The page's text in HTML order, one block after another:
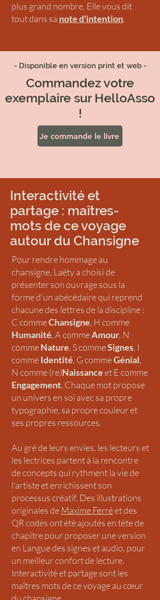
plus grand nombre. Elle vous dit
tout dans sa note d'intention.
- Disponible en version print et web -
Commandez votre
exemplaire sur HelloAsso
!
Je commande le livre
Interactivité et
partage : maîtres-
mots de ce voyage
autour du Chansigne
Pour rendre hommage au
chansigne, Laëty a choisi de
présenter son ouvrage sous la
forme d’un abécédaire qui reprend
chacune des lettres de la discipline :
C commeChansigne, H comme
Humanité, A commeAmour, N
commeNature, S commeSignes, I
commeIdentité, G commeGénial,
N comme (re)Naissanceet E comme
Engagement. Chaque mot propose
un univers en soi avec sa propre
typographie, sa propre couleur et
ses propres ressources.
Au gré de leurs envies, les lecteurs et
les lectrices partent à la rencontre
de concepts qui rythment la vie de
l’artiste et enrichissent son
processus créatif. Des illustrations
originales de Maxime Ferréet des
QR codes ont été ajoutés en tête de
chapitre pour proposer une version
en Langue des signes et audio, pour
un meilleur confort de lecture.
Interactivité et partage sont les
maîtres mots de ce voyage au cœur